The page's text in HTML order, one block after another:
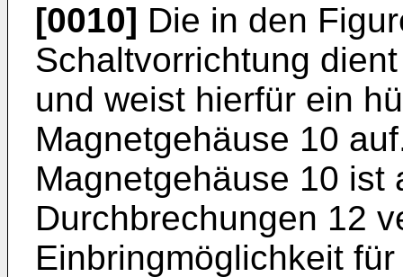
[0010] Die in den
Schaltvorrichtung
und weist hierfür ein
Magnetgehäuse 10
Magnetgehäuse 10 ist
Durchbrechungen 12
Einbringmöglichkeit